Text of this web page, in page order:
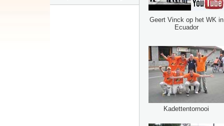
Geert Vinck op het WK in
Ecuador
Kadettentornooi